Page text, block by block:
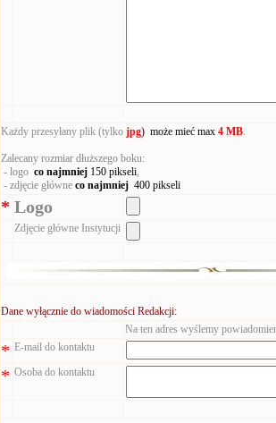
Każdy przesyłany plik (tylkojpg) może mieć max 4 MB.
Zalecany rozmiar dłuższego boku:
- logoco najmniej 150 pikseli,
- zdjęcie główneco najmniej 400 pikseli
* Logo
Zdjęcie główne Instytucji
Dane wyłącznie do wiadomości Redakcji:
Na ten adres wyślemy
* E-mail do kontaktu
* Osoba do kontaktu